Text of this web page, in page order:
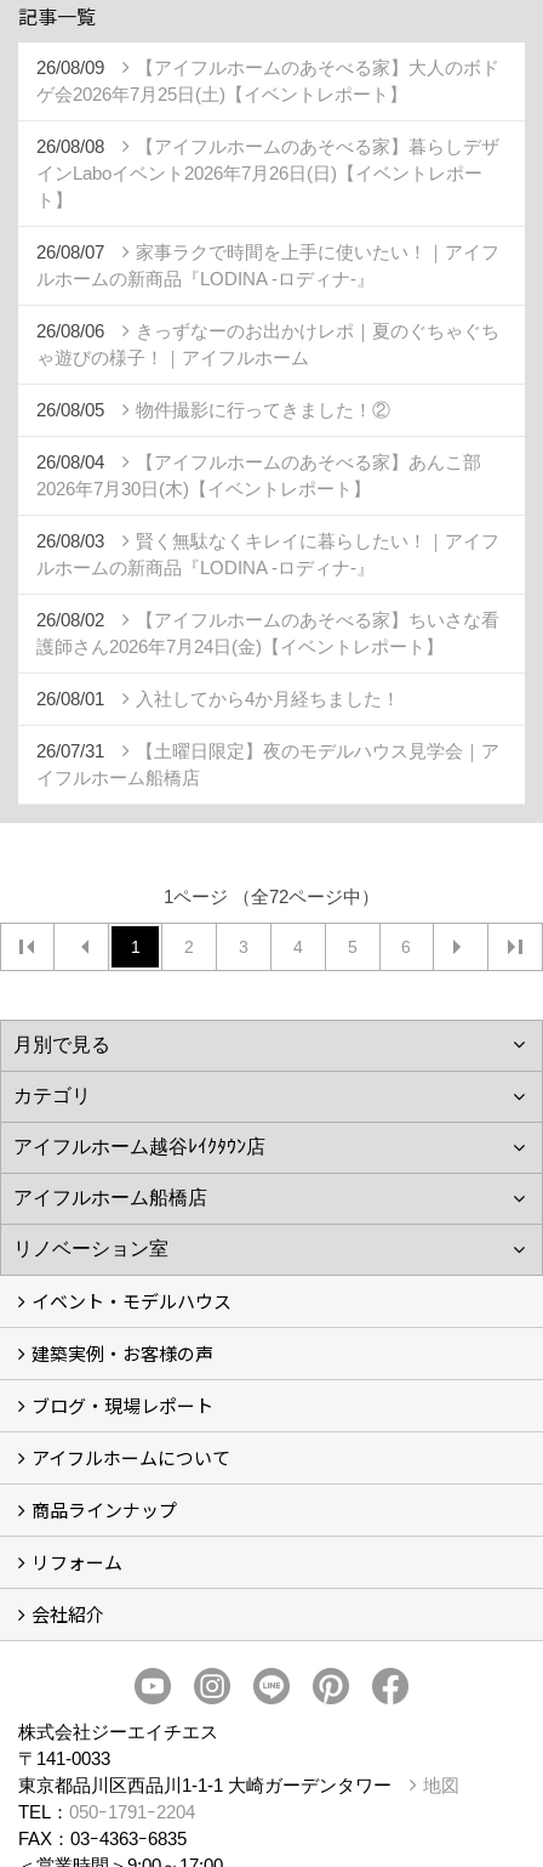
記事一覧
26/08/09
【アイフルホームのあそべる家】大人のボド
ゲ会2026年7月25日(土)【イベントレポート】
26/08/08
【アイフルホームのあそべる家】暮らしデザ
インLaboイベント2026年7月26日(日)【イベントレポー
ト】
26/08/07
家事ラクで時間を上手に使いたい！｜アイフ
ルホームの新商品『LODINA -ロディナ-』
26/08/06
きっずなーのお出かけレポ｜夏のぐちゃぐち
ゃ遊びの様子！｜アイフルホーム
26/08/05 物件撮影に行ってきました！②
26/08/04
【アイフルホームのあそべる家】あんこ部
2026年7月30日(木)【イベントレポート】
26/08/03
賢く無駄なくキレイに暮らしたい！｜アイフ
ルホームの新商品『LODINA -ロディナ-』
26/08/02
【アイフルホームのあそべる家】ちいさな看
護師さん2026年7月24日(金)【イベントレポート】
26/08/01 入社してから4か月経ちました！
26/07/31
【土曜日限定】夜のモデルハウス見学会｜ア
イフルホーム船橋店
1ページ （全72ページ中）
1 2 3 4 5 6
イベント・モデルハウス
イベント
モデルハウス見学
建築実例・お客様の声
建築実例
お客様の声
ブログ・現場レポート
ブログ
現場レポート
アイフルホームについて
アイフルホームについて (5)
商品ラインナップ
商品ラインナップ
リフォーム
まるごと断熱リフォーム
イベント情報
施工事例
会社紹介
スタッフ紹介
個人情報保護方針
株式会社ジーエイチエス
〒141-0033
東京都品川区西品川1-1-1 大崎ガーデンタワー
地図
TEL： 050ｰ1791ｰ2204
FAX：03ｰ4363ｰ6835